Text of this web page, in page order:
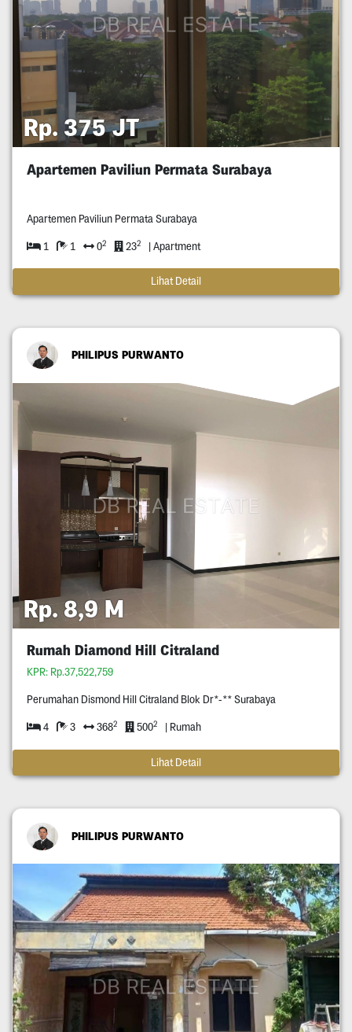
Rp. 375 JT
Apartemen Paviliun Permata Surabaya
Apartemen Paviliun Permata Surabaya
1 1 02 232 | Apartment
Lihat Detail
PHILIPUS PURWANTO
Rp. 8,9 M
Rumah Diamond Hill Citraland
KPR: Rp.37,522,759
Perumahan Dismond Hill Citraland Blok Dr*-** Surabaya
4 3 3682 5002 | Rumah
Lihat Detail
PHILIPUS PURWANTO